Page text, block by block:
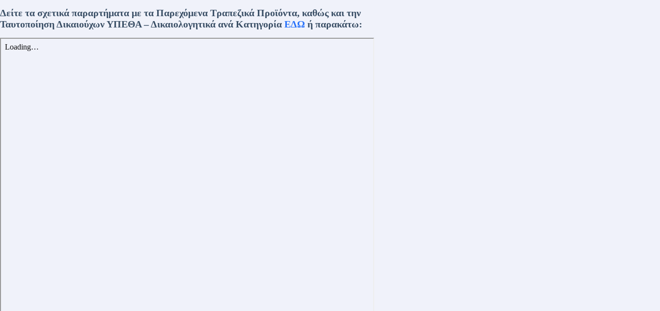
Δείτε τα σχετικά παραρτήματα με τα Παρεχόμενα Τραπεζικά Προϊόντα, καθώς και την
Ταυτοποίηση Δικαιούχων ΥΠΕΘΑ – Δικαιολογητικά ανά Κατηγορία ΕΔΩ ή παρακάτω: